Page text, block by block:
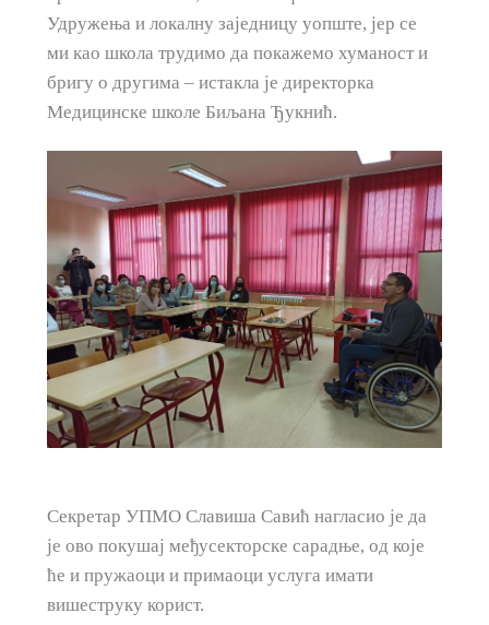
Удружења и локалну заједницу уопште, јер се
ми као школа трудимо да покажемо хуманост и
бригу о другима – истакла је директорка
Медицинске школе Биљана Ђукнић.
Секретар УПМО Славиша Савић нагласио је да
је ово покушај међусекторске сарадње, од које
ће и пружаоци и примаоци услуга имати
вишеструку корист.